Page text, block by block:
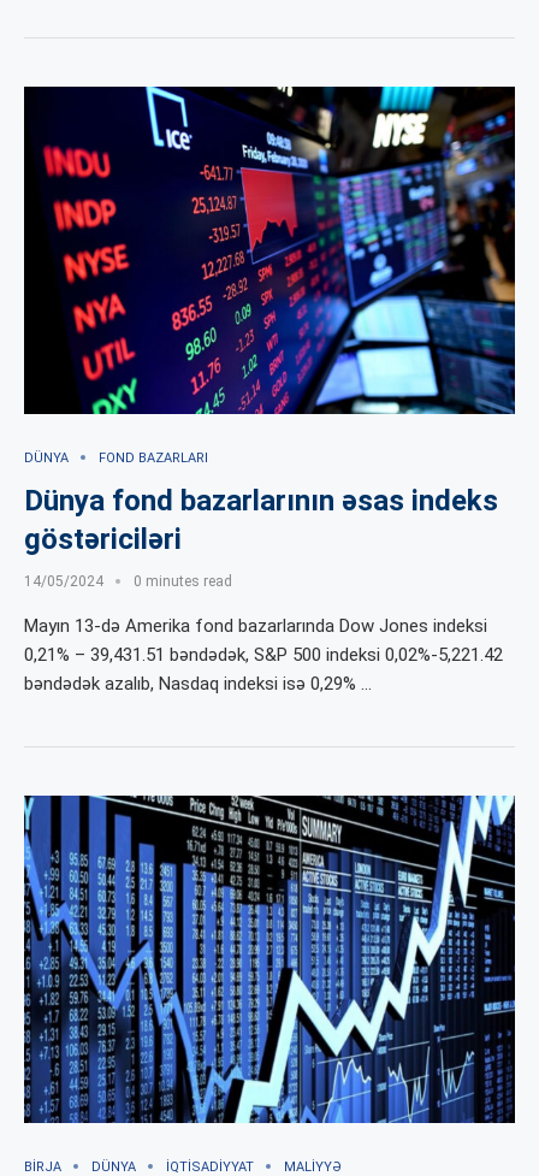
DÜNYA FOND BAZARLARI
Dünya fond bazarlarının əsas indeks
göstəriciləri
14/05/2024 0 minutes read
Mayın 13-də Amerika fond bazarlarında Dow Jones indeksi
0,21% – 39,431.51 bəndədək, S&P 500 indeksi 0,02%-5,221.42
bəndədək azalıb, Nasdaq indeksi isə 0,29% …
BIRJA DÜNYA İQTISADIYYAT MALIYYƏ